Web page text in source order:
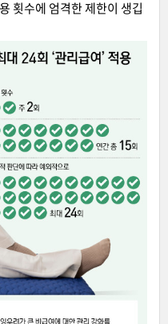
횟수에 엄격한 제한이 생깁